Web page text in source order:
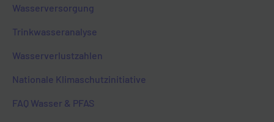
Wasserversorgung
Trinkwasseranalyse
Wasserverlustzahlen
Nationale Klimaschutzinitiative
FAQ Wasser & PFAS
Folgen Sie uns auf Instagram
hinter die Kulissen und Neuigkeiten rund um